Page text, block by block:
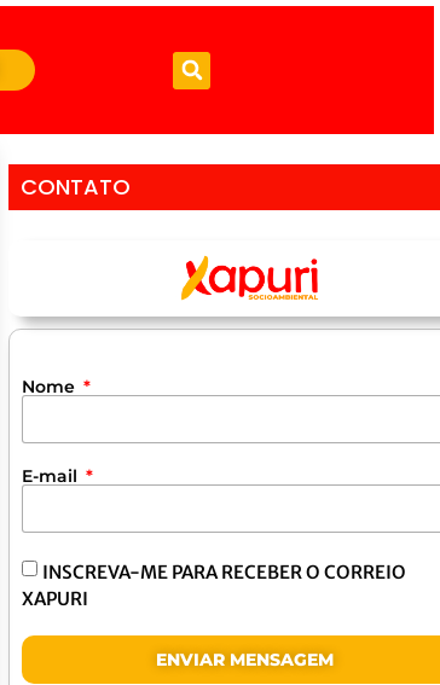
CONTATO
Nome
E-mail
INSCREVA-ME PARA RECEBER O CORREIO
XAPURI
ENVIAR MENSAGEM